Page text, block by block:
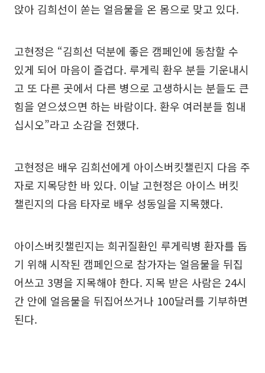
앉아 김희선이 쏟는 얼음물을 온 몸으로 맞고 있다.
고현정은 “김희선 덕분에 좋은 캠페인에 동참할 수
있게 되어 마음이 즐겁다. 루게릭 환우 분들 기운내시
고 또 다른 곳에서 다른 병으로 고생하시는 분들도 큰
힘을 얻으셨으면 하는 바람이다. 환우 여러분들 힘내
십시오”라고 소감을 전했다.
고현정은 배우 김희선에게 아이스버킷챌린지 다음 주
자로 지목당한 바 있다. 이날 고현정은 아이스 버킷
챌린지의 다음 타자로 배우 성동일을 지목했다.
아이스버킷챌린지는 희귀질환인 루게릭병 환자를 돕
기 위해 시작된 캠페인으로 참가자는 얼음물을 뒤집
어쓰고 3명을 지목해야 한다. 지목 받은 사람은 24시
간 안에 얼음물을 뒤집어쓰거나 100달러를 기부하면
된다.